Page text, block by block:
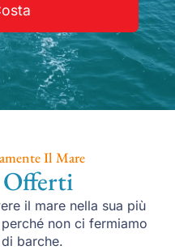
Il Mare
il mare nella sua più
non ci fermiamo
barche.